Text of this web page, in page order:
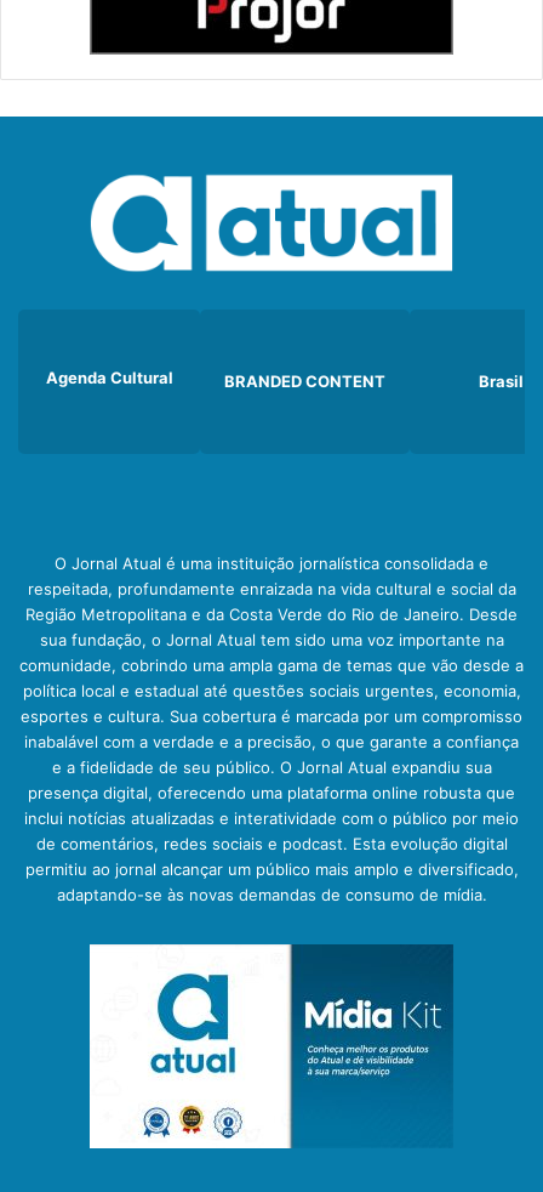
Agenda Cultural BRANDED CONTENT Brasil
O Jornal Atual é uma instituição jornalística consolidada e
respeitada, profundamente enraizada na vida cultural e social da
Região Metropolitana e da Costa Verde do Rio de Janeiro. Desde
sua fundação, o Jornal Atual tem sido uma voz importante na
comunidade, cobrindo uma ampla gama de temas que vão desde a
política local e estadual até questões sociais urgentes, economia,
esportes e cultura. Sua cobertura é marcada por um compromisso
inabalável com a verdade e a precisão, o que garante a confiança
e a fidelidade de seu público. O Jornal Atual expandiu sua
presença digital, oferecendo uma plataforma online robusta que
inclui notícias atualizadas e interatividade com o público por meio
de comentários, redes sociais e podcast. Esta evolução digital
permitiu ao jornal alcançar um público mais amplo e diversificado,
adaptando-se às novas demandas de consumo de mídia.